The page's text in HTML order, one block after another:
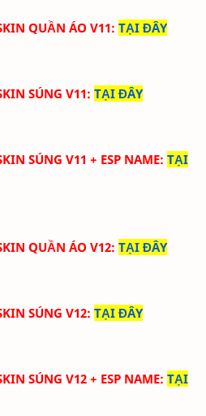
QUẦN ÁO V11: TẠI ĐÂY
SÚNG V11: TẠI ĐÂY
SÚNG V11 + ESP NAME: TẠI
QUẦN ÁO V12: TẠI ĐÂY
SÚNG V12: TẠI ĐÂY
SÚNG V12 + ESP NAME: TẠI